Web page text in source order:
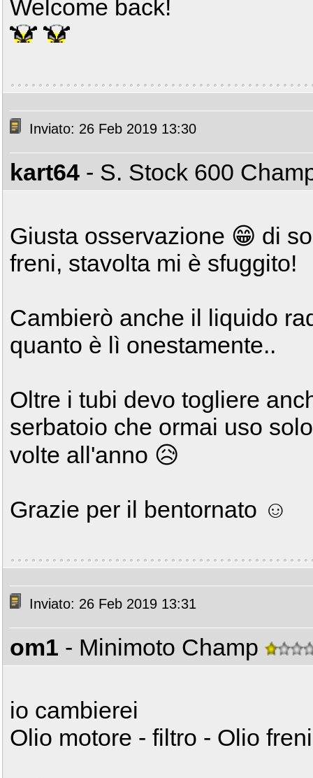
Welcome back!
Inviato: 26 Feb 2019 13:30
kart64 - S. Stock 600
Giusta osservazione 😁 di
freni, stavolta mi è sfuggito!
Cambierò anche il liquido
quanto è lì onestamente..
Oltre i tubi devo togliere
serbatoio che ormai uso
volte all'anno 😥
Grazie per il bentornato ☺️
Inviato: 26 Feb 2019 13:31
om1 - Minimoto Champ
io cambierei
Olio motore - filtro - Olio